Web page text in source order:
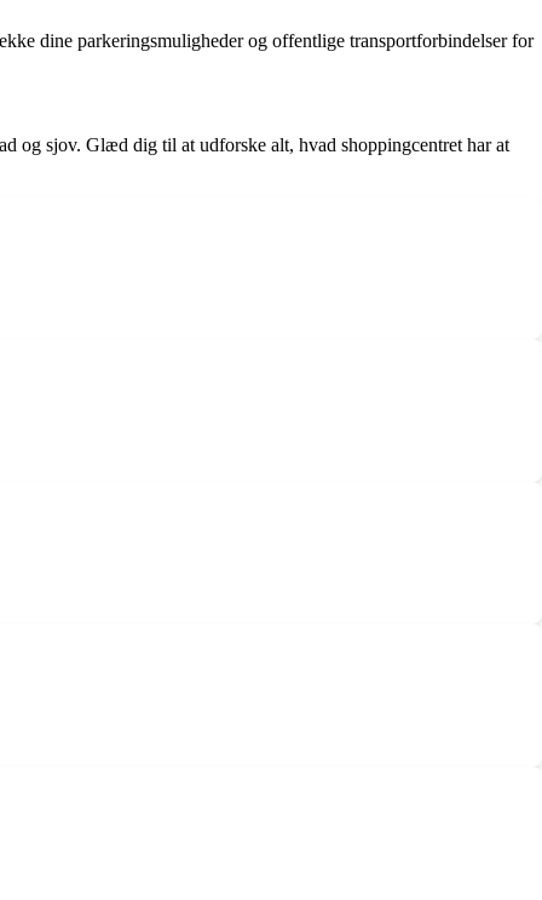
dine parkeringsmuligheder og offentlige transportforbindelser for
og sjov. Glæd dig til at udforske alt, hvad shoppingcentret har at